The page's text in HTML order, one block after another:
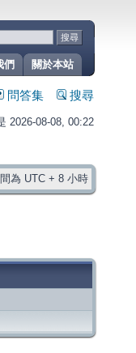
關於本站
們
問答集 搜尋
2026-08-08, 00:22
為 UTC + 8 小時